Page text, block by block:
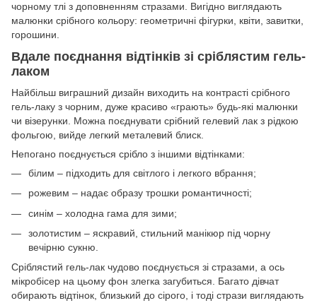
чорному тлі з доповненням стразами. Вигідно виглядають
малюнки срібного кольору: геометричні фігурки, квіти, завитки,
горошини.
Вдале поєднання відтінків зі сріблястим гель-
лаком
Найбільш виграшний дизайн виходить на контрасті срібного
гель-лаку з чорним, дуже красиво «грають» будь-які малюнки
чи візерунки. Можна поєднувати срібний гелевий лак з рідкою
фольгою, вийде легкий металевий блиск.
Непогано поєднується срібло з іншими відтінками:
білим – підходить для світлого і легкого вбрання;
рожевим – надає образу трошки романтичності;
синім – холодна гама для зими;
золотистим – яскравий, стильний манікюр під чорну
вечірню сукню.
Сріблястий гель-лак чудово поєднується зі стразами, а ось
мікробісер на цьому фон злегка загубиться. Багато дівчат
обирають відтінок, близький до сірого, і тоді стрази виглядають